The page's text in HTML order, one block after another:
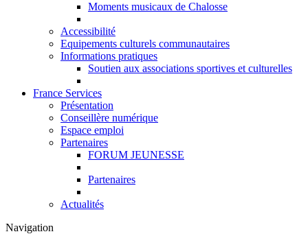
Moments musicaux de Chalosse
Accessibilité
Equipements culturels communautaires
Informations pratiques
Soutien aux associations sportives et culturelles
France Services
Présentation
Conseillère numérique
Espace emploi
Partenaires
FORUM JEUNESSE
Partenaires
Actualités
Navigation